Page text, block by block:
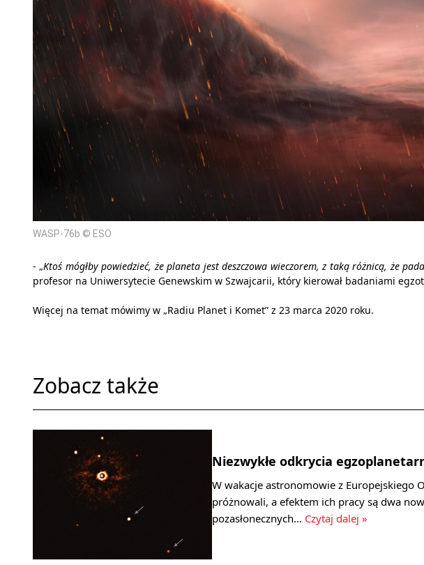
WASP-76b © ESO
- „Ktoś mógłby powiedzieć, że planeta jest deszczowa wieczorem, z taką różnicą, że
profesor na Uniwersytecie Genewskim w Szwajcarii, który kierował badaniami
Więcej na temat mówimy w „Radiu Planet i Komet” z 23 marca 2020 roku.
Zobacz także
Niezwykłe odkrycia
W wakacje astronomowie z Europejskiego
próżnowali, a efektem ich pracy są dwa
pozasłonecznych… Czytaj dalej »